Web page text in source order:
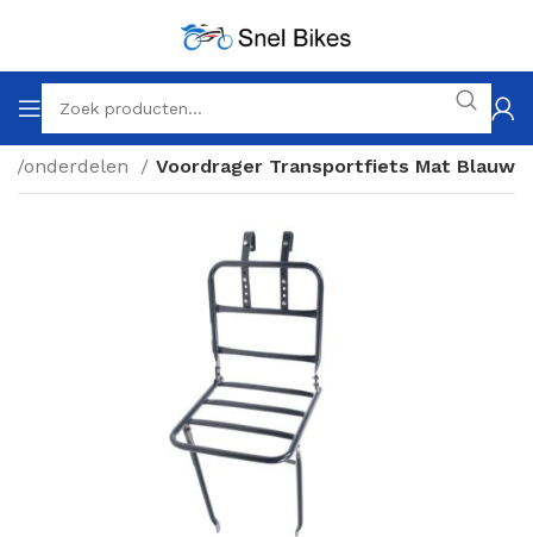
onderdelen Voordrager Transportfiets Mat Blauw